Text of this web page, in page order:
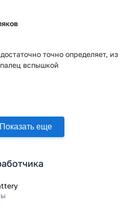
точно определяет, из
вспышкой
Показать еще